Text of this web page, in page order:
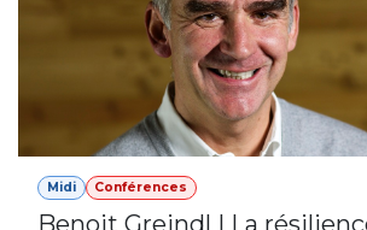
Midi Conférences
Benoit Greindl | La